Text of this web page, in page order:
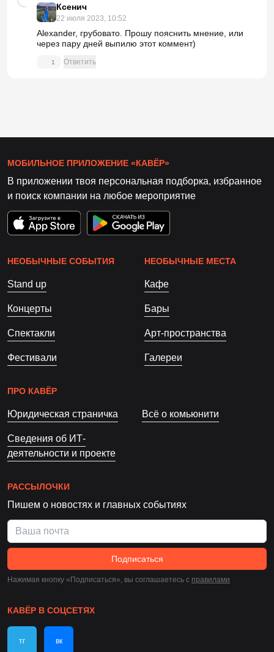
Ксенич
22 июля 2023, 10:52
Alexander, грубовато. Прошу пояснить мнение, или
через пару дней выпилю этот коммент)
1 Ответить
МОБИЛЬНОЕ ПРИЛОЖЕНИЕ «КАВЁР»
В приложении твоя персональная подборка, избранное
и поиск компании на любое мероприятие
НЕОБЫЧНЫЕ СОБЫТИЯ
Stand up
Концерты
Спектакли
Фестивали
НЕОБЫЧНЫЕ МЕСТА
Кафе
Бары
Арт-пространства
Галереи
ПРО КАВЁР
Юридическая страничка Всё о комьюнити
Сведения об ИТ-
деятельности и проекте
РАССЫЛОЧКИ
Пишем о новостях и главных событиях
Подписаться
Нажимая кнопку «Подписаться», вы соглашаетесь c правилами
КАВЁР В СОЦСЕТЯХ
тг вк